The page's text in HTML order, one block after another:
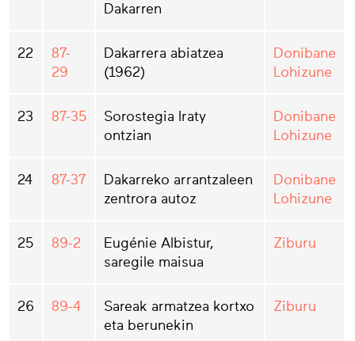
Dakarren
22
87-
29
Dakarrera abiatzea
(1962)
Donibane
Lohizune
23 87-35
Sorostegia Iraty
ontzian
Donibane
Lohizune
24 87-37
Dakarreko arrantzaleen
zentrora autoz
Donibane
Lohizune
25 89-2
Eugénie Albistur,
saregile maisua
Ziburu
26 89-4
Sareak armatzea kortxo
eta berunekin
Ziburu